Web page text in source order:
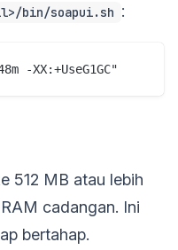
bin/soapui.sh :
512 MB atau lebih
cadangan. Ini
bertahap.